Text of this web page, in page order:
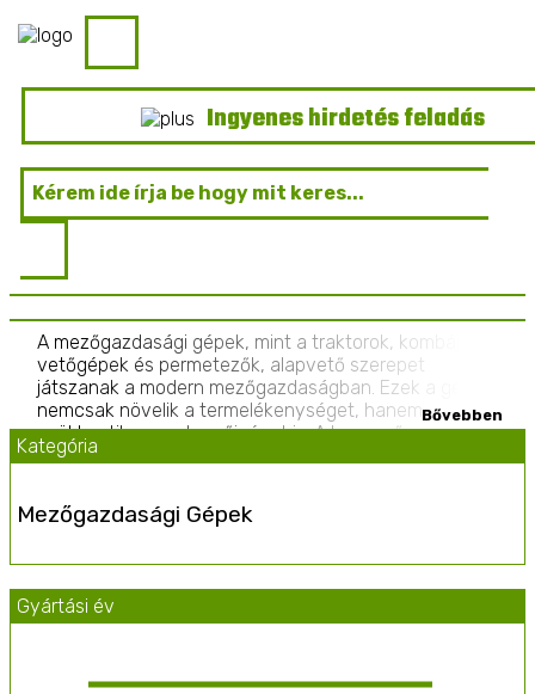
Ingyenes hirdetés feladás
A mezőgazdasági gépek, mint a traktorok, kombájnok,
vetőgépek és permetezők, alapvető szerepet
játszanak a modern mezőgazdaságban. Ezek a gépek
nemcsak növelik a termelékenységet, hanem
csökkentik a munkaerőigényt is. A korszerű
technológia alkalmazása, például a GPS-alapú
terménykezelés optimalizálását, csökkentve ezzel a
költségeket és a környezetre gyakorolt hatást. Az
növelik a mezőgazdasági folyamatok hatékonyságát
és fenntarthatóságát.
Kategória
Mezőgazdasági Gépek
Gyártási év